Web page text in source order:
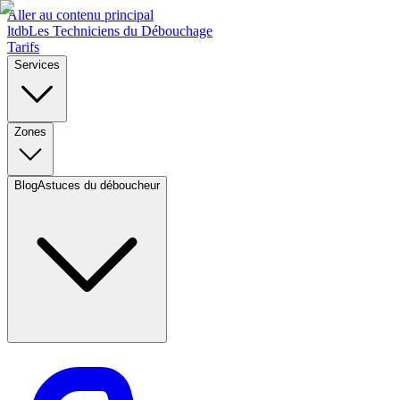
Aller au contenu principal
ltdbLes Techniciens du Débouchage
Tarifs
Services
Zones
BlogAstuces du déboucheur